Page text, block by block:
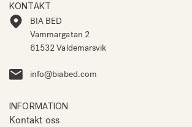
KONTAKT
BIA BED
Vammargatan 2
61532 Valdemarsvik
info@biabed.com
INFORMATION
Kontakt oss